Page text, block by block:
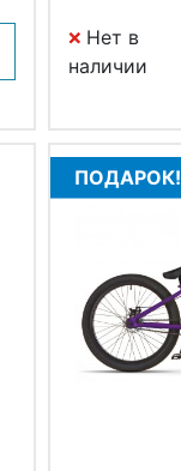
Нет в
наличии
ПОДАРОК!